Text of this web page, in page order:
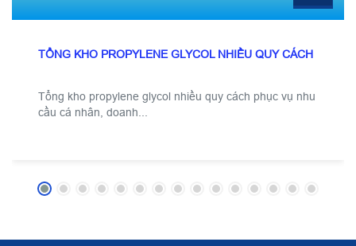
TỔNG KHO PROPYLENE GLYCOL NHIỀU QUY CÁCH
Tổng kho propylene glycol nhiều quy cách phục vụ nhu
cầu cá nhân, doanh...